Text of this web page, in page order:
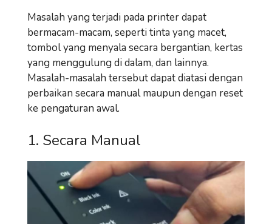
Masalah yang terjadi pada printer dapat
bermacam-macam, seperti tinta yang macet,
tombol yang menyala secara bergantian, kertas
yang menggulung di dalam, dan lainnya.
Masalah-masalah tersebut dapat diatasi dengan
perbaikan secara manual maupun dengan reset
ke pengaturan awal.
1. Secara Manual